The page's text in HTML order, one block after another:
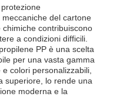
del cartone
contribuiscono
a condizioni difficili.
PP è una scelta
per una vasta gamma
colori personalizzabili,
superiore, lo rende una
moderna e la